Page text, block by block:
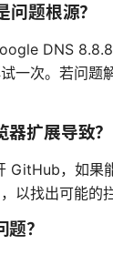
题根源？
DNS
一次。若问题
扩展导致？
GitHub，如果
以找出可能的
？